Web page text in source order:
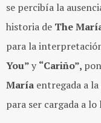
se percibía la
historia de The
para la
You”y “Cariño”,
María entregada a
para ser cargada a